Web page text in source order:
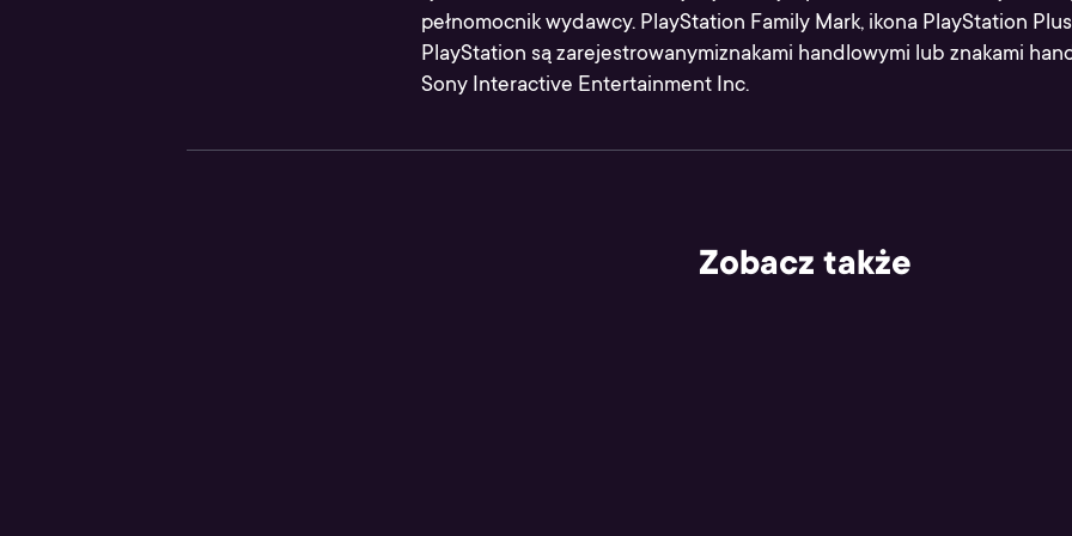
pełnomocnik wydawcy. PlayStation Family Mark, ikona PlayStation
PlayStation są zarejestrowanymiznakami handlowymi lub znakami
Sony Interactive Entertainment Inc.
Zobacz także